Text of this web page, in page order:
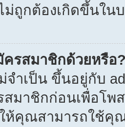
ม่ถูกต้องเกิดขึ้นใน
ครสมาชิกด้วยหรือ
ำเป็น ขึ้นอยู่กับ
มาชิกก่อนเพื่อโพ
ห้คุณสามารถใช้คุ